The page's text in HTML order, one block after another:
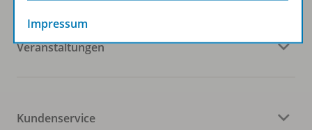
Veranstaltungen
Kundenservice
Impressum